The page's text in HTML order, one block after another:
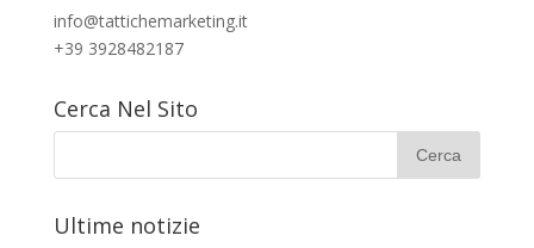
info@tattichemarketing.it
+39 3928482187
Cerca Nel Sito
Ultime notizie